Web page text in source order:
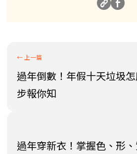
過年倒數！年假十天垃圾
步報你知
過年穿新衣！掌握色、形